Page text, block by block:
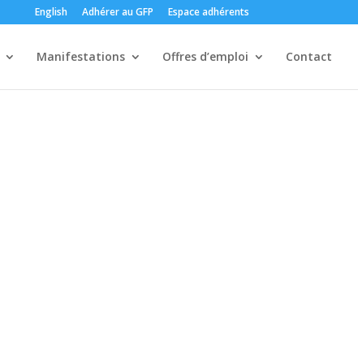
English Adhérer au GFP Espace adhérents
Manifestations Offres d’emploi Contact